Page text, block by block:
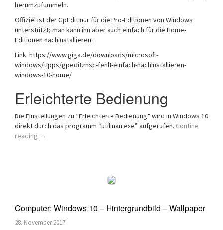
herumzufummeln.
Offiziel ist der GpEdit nur für die Pro-Editionen von Windows
unterstützt; man kann ihn aber auch einfach für die Home-
Editionen nachinstallieren:
Link: https://www.giga.de/downloads/microsoft-
windows/tipps/gpedit.msc-fehlt-einfach-nachinstallieren-
windows-10-home/
Erleichterte Bedienung
Die Einstellungen zu “Erleichterte Bedienung” wird in Windows 10
direkt durch das programm “utilman.exe” aufgerufen. Contine
reading →
Computer: Windows 10 – Hintergrundbild – Wallpaper
28. November 2017